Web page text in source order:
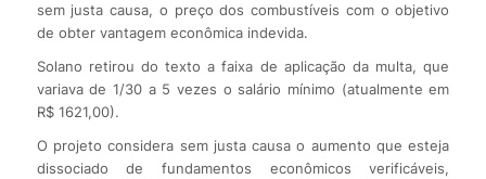
sem justa causa, o preço dos combustíveis com o objetivo
de obter vantagem econômica indevida.
Solano retirou do texto a faixa de aplicação da multa, que
variava de 1/30 a 5 vezes o salário mínimo (atualmente em
R$ 1621,00).
O projeto considera sem justa causa o aumento que esteja
dissociado de fundamentos econômicos verificáveis,